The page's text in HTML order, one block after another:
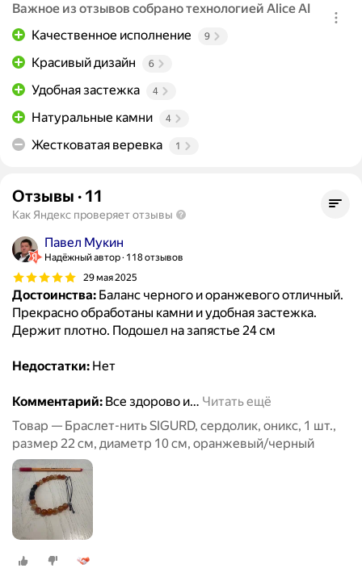
Важное из отзывов собрано технологией Alice AI
Качественное исполнение
9
Красивый дизайн 6
Удобная застежка 4
Натуральные камни 4
Жестковатая веревка 1
Отзывы · 11
Как Яндекс проверяет отзывы
Павел Мукин
Надёжный автор 118 отзывов
29 мая 2025
Достоинства: Баланс черного и оранжевого отличный.
Прекрасно обработаны камни и удобная застежка.
Держит плотно. Подошел на запястье 24 см
Недостатки: Нет
Комментарий: Все здорово и… Читать ещё
Товар — Браслет-нить SIGURD, сердолик, оникс, 1 шт.,
размер 22 см, диаметр 10 см, оранжевый/черный